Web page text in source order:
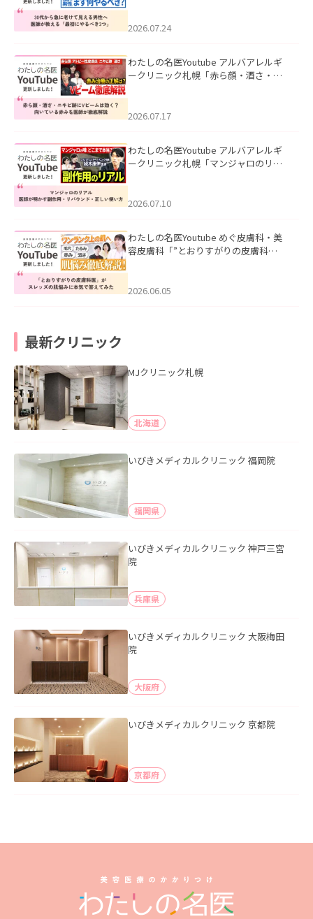
た。
2026.07.24
わたしの名医Youtube アルバアレルギ
ークリニック札幌「赤ら顔・酒さ・ニ
した。
2026.07.17
わたしの名医Youtube アルバアレルギ
ークリニック札幌「マンジャロのリア
た。
2026.07.10
わたしの名医Youtube めぐ皮膚科・美
容皮膚科「”とおりすがりの皮膚科
2026.06.05
最新クリニック
MJクリニック札幌
北海道
いびきメディカルクリニック 福岡院
福岡県
いびきメディカルクリニック 神戸三宮
院
兵庫県
いびきメディカルクリニック 大阪梅田
院
大阪府
いびきメディカルクリニック 京都院
京都府